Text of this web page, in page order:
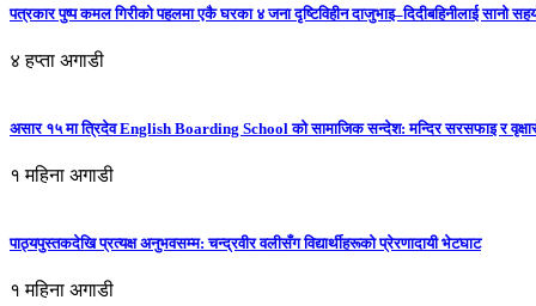
पत्रकार पुष्प कमल गिरीको पहलमा एकै घरका ४ जना दृष्टिविहीन दाजुभाइ–दिदीबहिनीलाई सानो
४ हप्ता अगाडी
असार १५ मा त्रिदेव English Boarding School को सामाजिक सन्देश: मन्दिर सरसफाइ र
१ महिना अगाडी
पाठ्यपुस्तकदेखि प्रत्यक्ष अनुभवसम्म: चन्द्रवीर वलीसँग विद्यार्थीहरूको प्रेरणादायी भेटघाट
१ महिना अगाडी